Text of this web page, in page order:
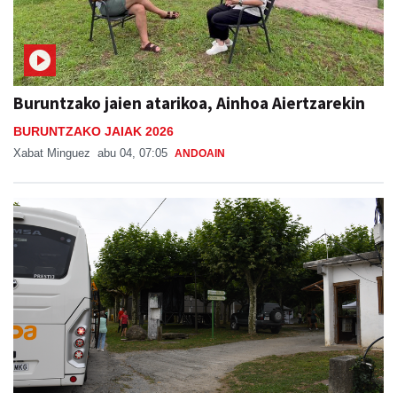
Buruntzako jaien atarikoa, Ainhoa Aiertzarekin
BURUNTZAKO JAIAK 2026
Xabat Minguez abu 04, 07:05 ANDOAIN